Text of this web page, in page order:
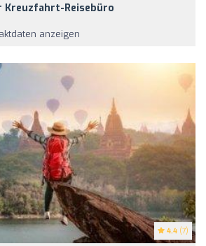
Kreuzfahrt-Reisebüro
anzeigen
4.4 (7)